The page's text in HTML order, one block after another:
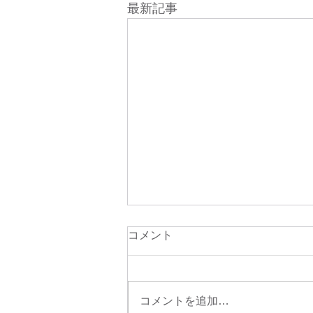
最新記事
コメント
コメントを追加…